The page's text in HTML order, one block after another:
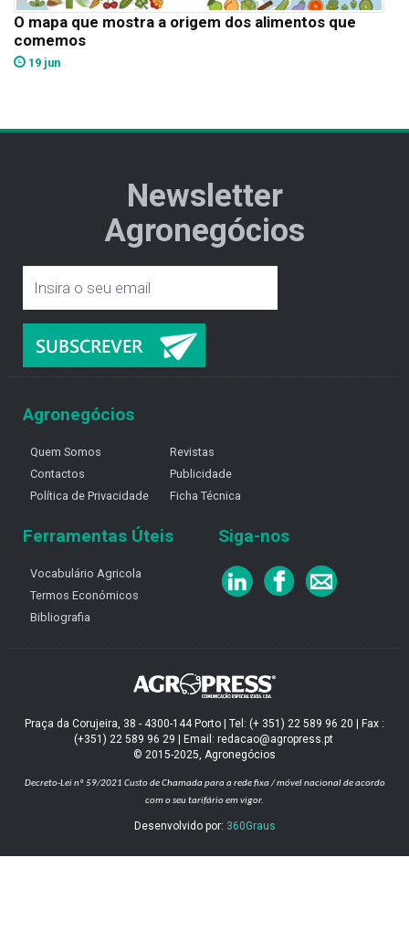
O mapa que mostra a origem dos alimentos que
comemos
19 jun
Newsletter
Agronegócios
Agronegócios
Quem Somos
Contactos
Política de Privacidade
Revistas
Publicidade
Ficha Técnica
Ferramentas Úteis
Vocabulário Agricola
Termos Económicos
Bibliografia
Siga-nos
Praça da Corujeira, 38 - 4300-144 Porto | Tel: (+ 351) 22 589 96 20 | Fax :
(+351) 22 589 96 29 | Email: redacao@agropress.pt
© 2015-2025, Agronegócios
Decreto-Lei nº 59/2021 Custo de Chamada para a rede fixa / móvel nacional de acordo
com o seu tarifário em vigor.
Desenvolvido por: 360Graus